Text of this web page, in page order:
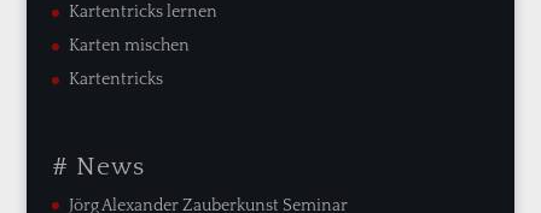
Kartentricks lernen
Karten mischen
Kartentricks
# News
Jörg Alexander Zauberkunst Seminar